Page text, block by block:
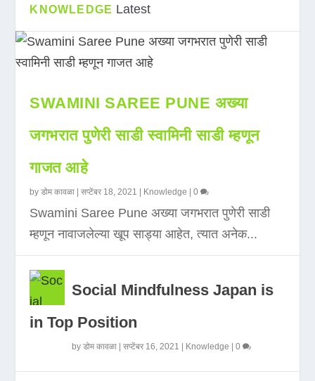
KNOWLEDGE Latest
SWAMINI SAREE PUNE अख्या
जगभरात पुणेरी साडी स्वामिनी साडी म्हणून
गाजत आहे
byडोम कावळा |सप्टेंबर 18, 2021 Knowledge |0
Swamini Saree Pune अख्या जगभरात पुणेरी साडी
म्हणून नावाजलेल्या खूप साड्या आहेत, त्यात अनेक...
Social Mindfulness Japan is
in Top Position
byडोम कावळा |सप्टेंबर 16, 2021 Knowledge |0